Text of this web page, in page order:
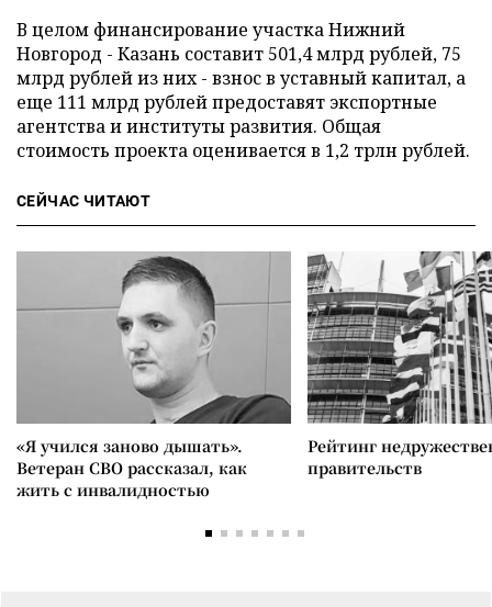
В целом финансирование участка Нижний
Новгород - Казань составит 501,4 млрд рублей, 75
млрд рублей из них - взнос в уставный капитал, а
еще 111 млрд рублей предоставят экспортные
агентства и институты развития. Общая
стоимость проекта оценивается в 1,2 трлн рублей.
СЕЙЧАС ЧИТАЮТ
«Я учился заново дышать».
Ветеран СВО рассказал, как
жить с инвалидностью
Рейтинг
правительств